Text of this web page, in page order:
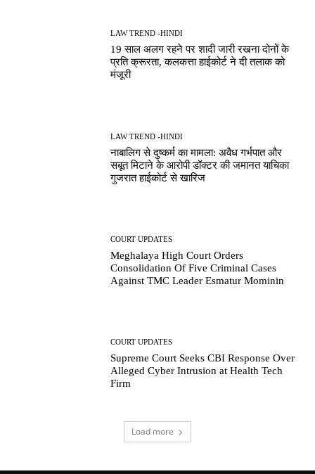
LAW TREND -HINDI
19 साल अलग रहने पर शादी जारी रखना दोनों के
प्रति क्रूरता, कलकत्ता हाईकोर्ट ने दी तलाक को
मंजूरी
LAW TREND -HINDI
नाबालिग से दुष्कर्म का मामला: अवैध गर्भपात और
सबूत मिटाने के आरोपी डॉक्टर की जमानत याचिका
गुजरात हाईकोर्ट से खारिज
COURT UPDATES
Meghalaya High Court Orders
Consolidation Of Five Criminal Cases
Against TMC Leader Esmatur Mominin
COURT UPDATES
Supreme Court Seeks CBI Response Over
Alleged Cyber Intrusion at Health Tech
Firm
Load more